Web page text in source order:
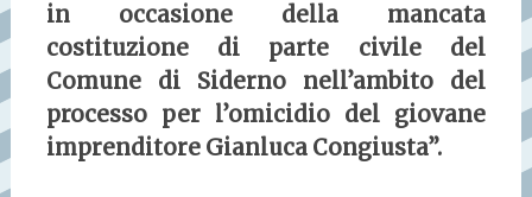
in occasione della mancata
costituzione di parte civile del
Comune di Siderno nell’ambito del
processo per l’omicidio del giovane
imprenditore Gianluca Congiusta”.